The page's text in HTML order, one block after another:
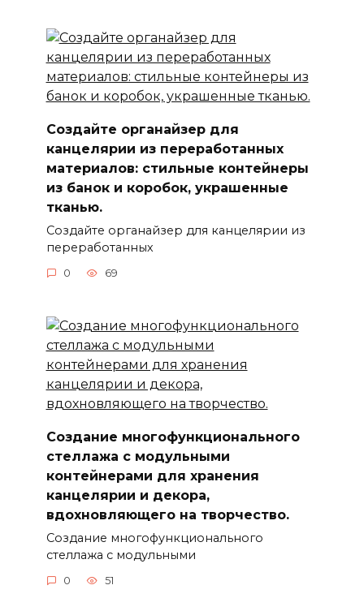
Создайте органайзер для
канцелярии из переработанных
материалов: стильные контейнеры
из банок и коробок, украшенные
тканью.
Создайте органайзер для канцелярии из
переработанных
0 69
Создание многофункционального
стеллажа с модульными
контейнерами для хранения
канцелярии и декора,
вдохновляющего на творчество.
Создание многофункционального
стеллажа с модульными
0 51